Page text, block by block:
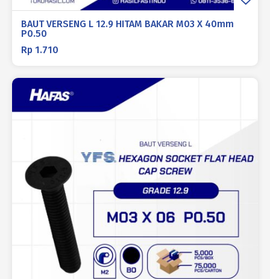
BAUT VERSENG L 12.9 HITAM BAKAR M03 X 40mm
P0.50
Rp 1.710